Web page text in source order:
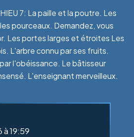
7: La paille et la poutre. Les
pourceaux. Demandez, vous
Les portes larges et étroites Les
L'arbre connu par ses fruits.
l'obéissance. Le bâtisseur
L'enseignant merveilleux.
19:59